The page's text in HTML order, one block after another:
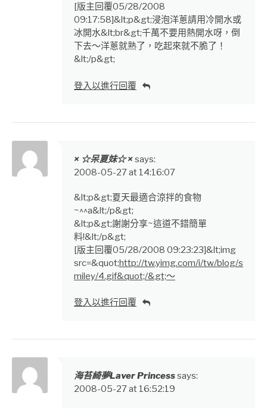
[版主回覆05/28/2008
09:17:58]&lt;p&gt;浸泡洋蔥請用冷開水或
冰開水&lt;br&gt;千萬不要用熱開水呀，倒
下去～洋蔥就熟了，吃起來就不脆了！
&lt;/p&gt;
登入以進行回覆
× ☆呆夏妹☆ ×says:
2008-05-27 at 14:16:07
&lt;p&gt;夏天最適合涼拌的食物
~^^a&lt;/p&gt;
&lt;p&gt;謝謝分享~這道不錯簡單
料!&lt;/p&gt;
[版主回覆05/28/2008 09:23:23]&lt;img
src=&quot;http://tw.yimg.com/i/tw/blog/s
miley/4.gif&quot;/&gt;～
登入以進行回覆
海苔綺夢Laver Princesssays:
2008-05-27 at 16:52:19